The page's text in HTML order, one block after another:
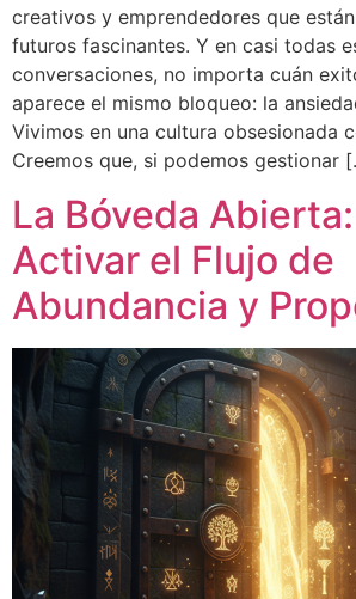
creativos y emprendedores que
futuros fascinantes. Y en casi todas
conversaciones, no importa cuán
aparece el mismo bloqueo: la
Vivimos en una cultura obsesionada
Creemos que, si podemos gestionar
La Bóveda
Activar el Flujo de
Abundancia y